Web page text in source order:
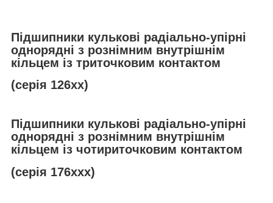
Підшипники кулькові радіально-упірні
однорядні з рознімним внутрішнім
кільцем із триточковим контактом
(серія 126хх)
Підшипники кулькові радіально-упірні
однорядні з рознімним внутрішнім
кільцем із чотириточковим контактом
(серія 176ххх)